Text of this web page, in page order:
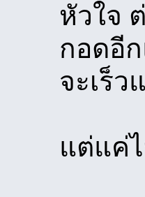
หัวใจ
กอดอี
จะเร็ว
แต่แค่